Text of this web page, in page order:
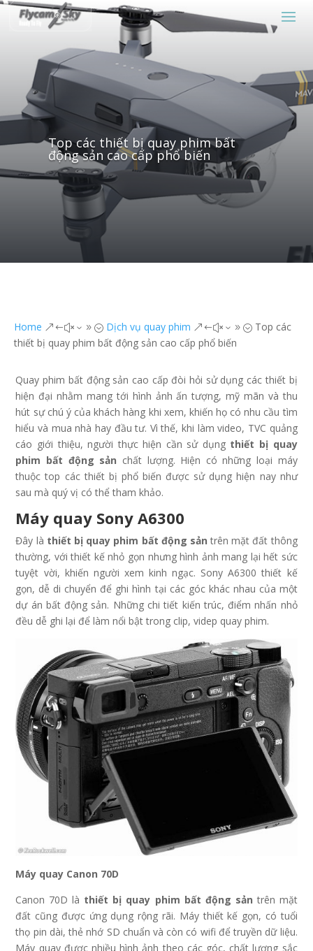
Top các thiết bị quay phim bất
động sản cao cấp phổ biến
Home &#x39; Dịch vụ quay phim &#x39; Top các
thiết bị quay phim bất động sản cao cấp phổ biến
Quay phim bất động sản cao cấp đòi hỏi sử dụng các thiết bị
hiện đại nhằm mang tới hình ảnh ấn tượng, mỹ mãn và thu
hút sự chú ý của khách hàng khi xem, khiến họ có nhu cầu tìm
hiểu và mua nhà hay đầu tư. Vì thế, khi làm video, TVC quảng
cáo giới thiệu, người thực hiện cần sử dụng thiết bị quay
phim bất động sản chất lượng. Hiện có những loại máy
thuộc top các thiết bị phổ biến được sử dụng hiện nay như
sau mà quý vị có thể tham khảo.
Máy quay Sony A6300
Đây là thiết bị quay phim bất động sản trên mặt đất thông
thường, với thiết kế nhỏ gọn nhưng hình ảnh mang lại hết sức
tuyệt vời, khiến người xem kinh ngạc. Sony A6300 thiết kế
gọn, dễ di chuyển để ghi hình tại các góc khác nhau của một
dự án bất động sản. Những chi tiết kiến trúc, điểm nhấn nhỏ
đều dễ ghi lại để làm nổi bật trong clip, videp quay phim.
Máy quay Canon 70D
Canon 70D là thiết bị quay phim bất động sản trên mặt
đất cũng được ứng dụng rộng rãi. Máy thiết kế gọn, có tuổi
thọ pin dài, thẻ nhớ SD chuẩn và còn có wifi để truyền dữ liệu.
Máy quay được nhiều hình ảnh theo các góc, chất lượng sắc